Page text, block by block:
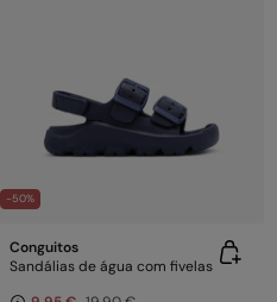
-50%
Conguitos
Sandálias de água com fivelas